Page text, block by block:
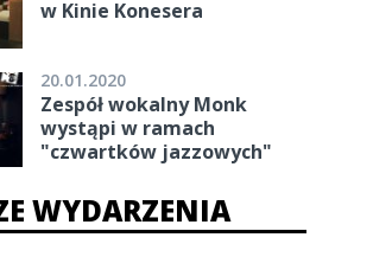
w Kinie Konesera
20.01.2020
Zespół wokalny Monk
wystąpi w ramach
"czwartków jazzowych"
WYDARZENIA